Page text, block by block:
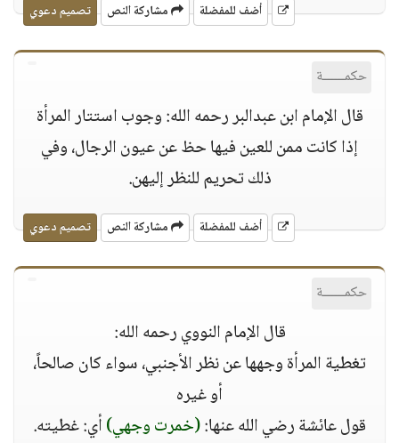
أضف للمفضلة مشاركة النص تصميم دعوي
حكمــــــة
قال الإمام ابن عبدالبر رحمه الله: وجوب استتار المرأة
إذا كانت ممن للعين فيها حظ عن عيون الرجال، وفي
ذلك تحريم للنظر إليهن.
أضف للمفضلة مشاركة النص تصميم دعوي
حكمــــــة
قال الإمام النووي رحمه الله:
تغطية المرأة وجهها عن نظر الأجنبي، سواء كان صالحاً،
أو غيره
قول عائشة رضي الله عنها:(خمرت وجهي)أي: غطيته.